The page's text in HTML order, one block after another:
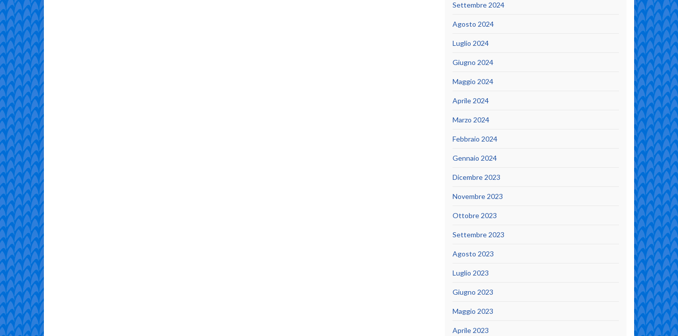
Settembre 2024
Agosto 2024
Luglio 2024
Giugno 2024
Maggio 2024
Aprile 2024
Marzo 2024
Febbraio 2024
Gennaio 2024
Dicembre 2023
Novembre 2023
Ottobre 2023
Settembre 2023
Agosto 2023
Luglio 2023
Giugno 2023
Maggio 2023
Aprile 2023